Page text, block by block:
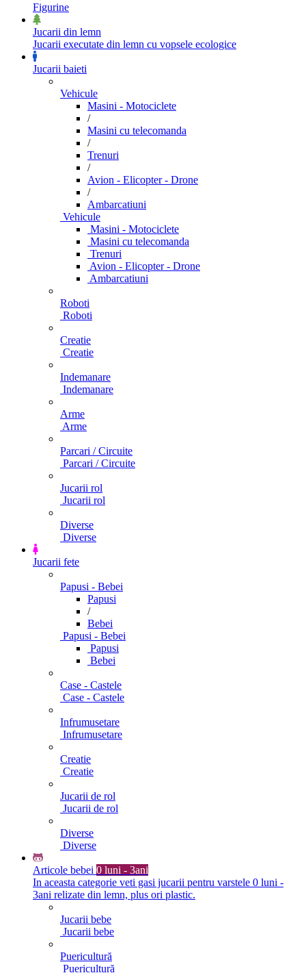
Figurine
Jucarii din lemn
Jucarii executate din lemn cu vopsele ecologice
Jucarii baieti
Vehicule
Masini - Motociclete
/
Masini cu telecomanda
/
Trenuri
/
Avion - Elicopter - Drone
/
Ambarcatiuni
Vehicule
Masini - Motociclete
Masini cu telecomanda
Trenuri
Avion - Elicopter - Drone
Ambarcatiuni
Roboti
Roboti
Creatie
Creatie
Indemanare
Indemanare
Arme
Arme
Parcari / Circuite
Parcari / Circuite
Jucarii rol
Jucarii rol
Diverse
Diverse
Jucarii fete
Papusi - Bebei
Papusi
/
Bebei
Papusi - Bebei
Papusi
Bebei
Case - Castele
Case - Castele
Infrumusetare
Infrumusetare
Creatie
Creatie
Jucarii de rol
Jucarii de rol
Diverse
Diverse
Articole bebei 0 luni - 3ani
In aceasta categorie veti gasi jucarii pentru varstele 0 luni -
3ani relizate din lemn, plus ori plastic.
Jucarii bebe
Jucarii bebe
Puericultură
Puericultură